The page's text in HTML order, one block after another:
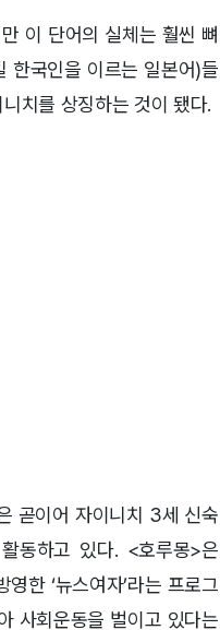
이 단어의 실체는 훨씬 뼈
한국인을 이르는 일본어)들
치를 상징하는 것이 됐다.
곧이어 자이니치 3세 신숙
동하고 있다. <호루몽>은
한 ‘뉴스여자’라는 프로그
사회운동을 벌이고 있다는